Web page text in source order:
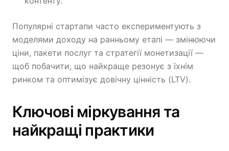
Популярні стартапи часто експериментують з
моделями доходу на ранньому етапі — змінюючи
ціни, пакети послуг та стратегії монетизації —
щоб побачити, що найкраще резонує з їхнім
ринком та оптимізує довічну цінність (LTV).
Ключові міркування та
найкращі практики